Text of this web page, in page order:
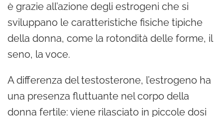
è grazie all’azione degli estrogeni che si
sviluppano le caratteristiche fisiche tipiche
della donna, come la rotondità delle forme, il
seno, la voce.
A differenza del testosterone, l’estrogeno ha
una presenza fluttuante nel corpo della
donna fertile: viene rilasciato in piccole dosi